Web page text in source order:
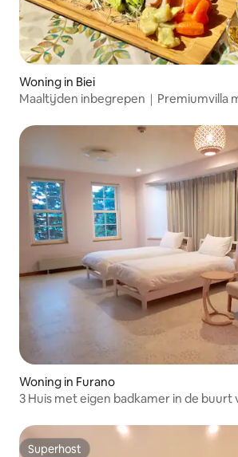
Woning in Biei
Maaltijden inbegrepen｜Premiumvilla
Woning in Furano
3 Huis met eigen badkamer in de buurt
Superhost